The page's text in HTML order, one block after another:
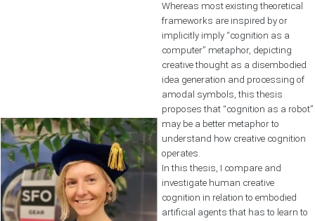
Whereas most existing theoretical
frameworks are inspired by or
implicitly imply “cognition as a
computer” metaphor, depicting
creative thought as a disembodied
idea generation and processing of
amodal symbols, this thesis
proposes that “cognition as a robot”
may be a better metaphor to
understand how creative cognition
operates.
In this thesis, I compare and
investigate human creative
cognition in relation to embodied
artificial agents that has to learn to